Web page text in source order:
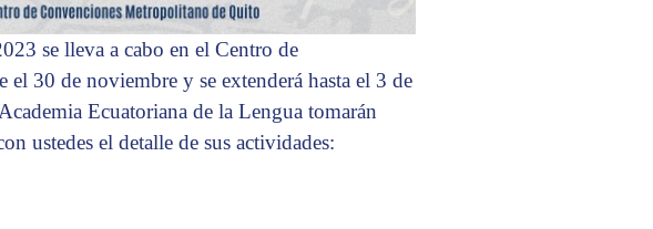
se lleva a cabo en el Centro de
30 de noviembre y se extenderá hasta el 3 de
Ecuatoriana de la Lengua tomarán
ustedes el detalle de sus actividades: